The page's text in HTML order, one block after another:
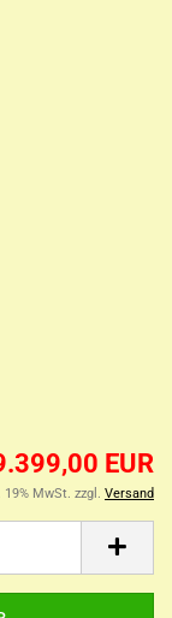
EUR
19% MwSt. zzgl. Versand